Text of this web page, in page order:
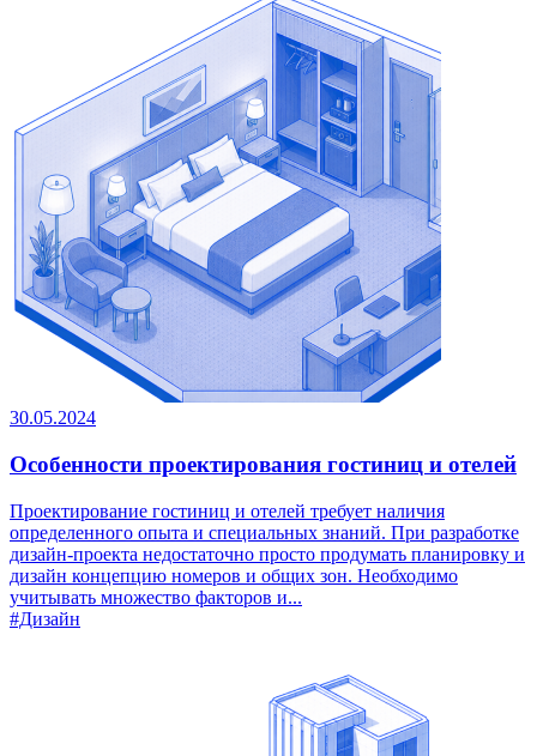
30.05.2024
Особенности проектирования гостиниц и отелей
Проектирование гостиниц и отелей требует наличия
определенного опыта и специальных знаний. При разработке
дизайн-проекта недостаточно просто продумать планировку и
дизайн концепцию номеров и общих зон. Необходимо
учитывать множество факторов и...
#Дизайн